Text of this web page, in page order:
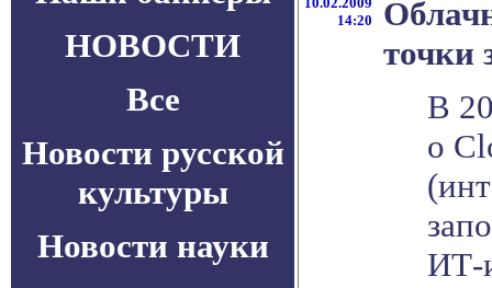
НОВОСТИ
Все
Новости русской
культуры
Новости науки
14:20
точки
В
о
ИТ-